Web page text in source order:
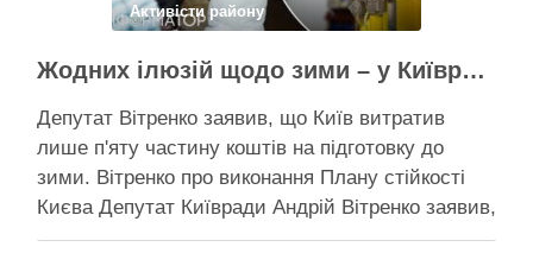
Активісти району
Жодних ілюзій щодо зими – у Київраді закидають, що КМДА виконала План стійкості на 20%
Депутат Вітренко заявив, що Київ витратив
лише п'яту частину коштів на підготовку до
зими. Вітренко про виконання Плану стійкості
Києва Депутат Київради Андрій Вітренко заявив,
що станом на 5 серпня столична влада